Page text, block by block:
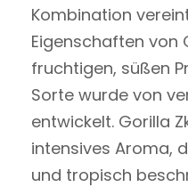
Kombination
Eigenschaften von
fruchtigen, süßen
Sorte wurde von
entwickelt. Gorilla
intensives Aroma,
und tropisch